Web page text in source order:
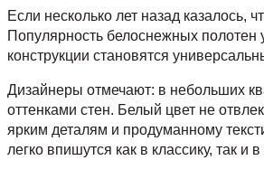
Если несколько лет назад
Популярность белоснежных
конструкции становятся
Дизайнеры отмечают: в небольших
оттенками стен. Белый цвет не
ярким деталям и продуманному
легко впишутся как в классику, так и